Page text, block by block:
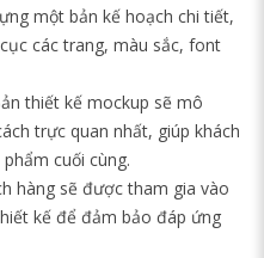
một bản kế hoạch chi tiết,
các trang, màu sắc, font
thiết kế mockup sẽ mô
trực quan nhất, giúp khách
cuối cùng.
hàng sẽ được tham gia vào
kế để đảm bảo đáp ứng